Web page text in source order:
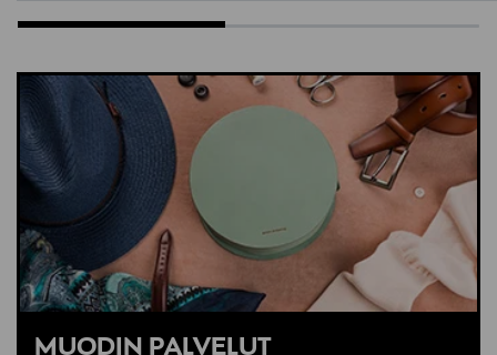
MUODIN PALVELUT